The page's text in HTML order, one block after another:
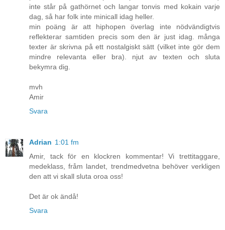
inte står på gathörnet och langar tonvis med kokain varje
dag, så har folk inte minicall idag heller.
min poäng är att hiphopen överlag inte nödvändigtvis
reflekterar samtiden precis som den är just idag. många
texter är skrivna på ett nostalgiskt sätt (vilket inte gör dem
mindre relevanta eller bra). njut av texten och sluta
bekymra dig.
mvh
Amir
Svara
Adrian 1:01 fm
Amir, tack för en klockren kommentar! Vi trettitaggare,
medeklass, fråm landet, trendmedvetna behöver verkligen
den att vi skall sluta oroa oss!
Det är ok ändå!
Svara